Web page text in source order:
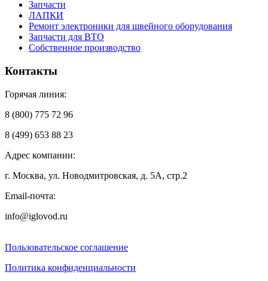
Запчасти
ЛАПКИ
Ремонт электроники для швейного оборудования
Запчасти для ВТО
Собственное производство
Контакты
Горячая линия:
8 (800) 775 72 96
8 (499) 653 88 23
Адрес компании:
г. Москва, ул. Новодмитровская, д. 5А, стр.2
Email-почта:
info@iglovod.ru
Пользовательское соглашение
Политика конфиденциальности